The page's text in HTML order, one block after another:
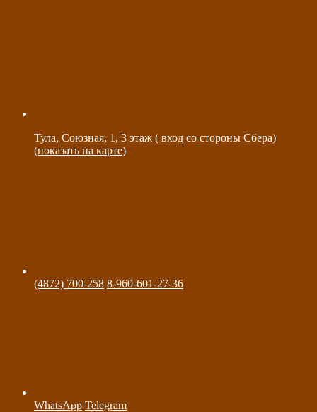
Тула, Союзная, 1, 3 этаж ( вход со стороны Сбера)
(показать на карте)
(4872) 700-258 8-960-601-27-36
WhatsApp Telegram